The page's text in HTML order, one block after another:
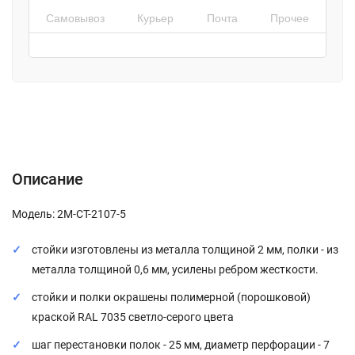
Самовывоз Курьер Почта Прочее
Описание
Модель: 2М-СТ-2107-5
стойки изготовлены из металла толщиной 2 мм, полки - из
металла толщиной 0,6 мм, усилены ребром жесткости.
стойки и полки окрашены полимерной (порошковой)
краской RAL 7035 светло-серого цвета
шаг перестановки полок - 25 мм, диаметр перфорации - 7